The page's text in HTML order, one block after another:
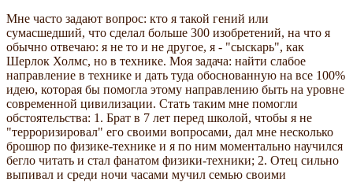
Мне часто задают вопрос: кто я такой гений или
сумасшедший, что сделал больше 300 изобретений, на что я
обычно отвечаю: я не то и не другое, я - "сыскарь", как
Шерлок Холмс, но в технике. Моя задача: найти слабое
направление в технике и дать туда обоснованную на все 100%
идею, которая бы помогла этому направлению быть на уровне
современной цивилизации. Стать таким мне помогли
обстоятельства: 1. Брат в 7 лет перед школой, чтобы я не
"терроризировал" его своими вопросами, дал мне несколько
брошюр по физике-технике и я по ним моментально научился
бегло читать и стал фанатом физики-техники; 2. Отец сильно
выпивал и среди ночи часами мучил семью своими